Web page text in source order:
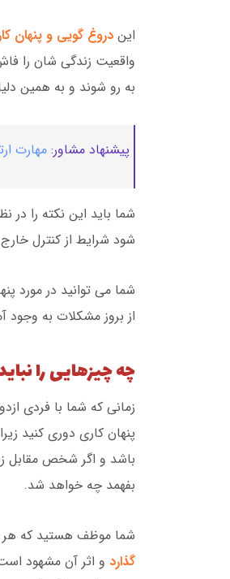
این دروغ گویی و پنهان
واقعیت زندگی شان را
به رو شوند و به همین
پیشنهاد مشاور:مهارت
شما باید این نکته را در
شود شرایط از کنترل
شما می توانید در مورد
از بروز مشکلات به وجود
چه چیزهایی را
زمانی که شما با فردی
پنهان کاری دوری کنید
باشد و اگر شخص مقابل
بفهمد چه خواهد شد.
شما موظف هستید که هر
گذارد و اثر آن مشهود